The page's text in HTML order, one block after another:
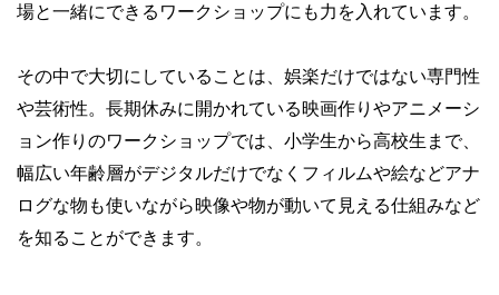
場と一緒にできるワークショップにも力を入れています。
その中で大切にしていることは、娯楽だけではない専門性
や芸術性。長期休みに開かれている映画作りやアニメーシ
ョン作りのワークショップでは、小学生から高校生まで、
幅広い年齢層がデジタルだけでなくフィルムや絵などアナ
ログな物も使いながら映像や物が動いて見える仕組みなど
を知ることができます。